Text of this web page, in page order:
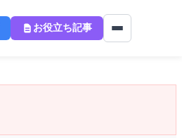
お役立ち記事